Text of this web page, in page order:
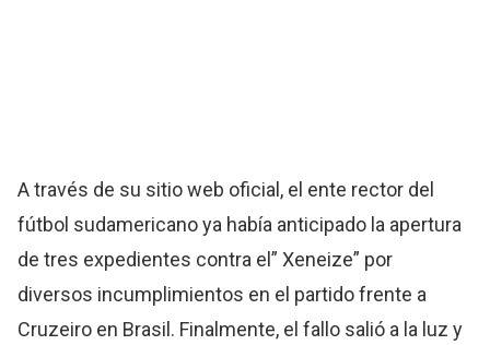
A través de su sitio web oficial, el ente rector del
fútbol sudamericano ya había anticipado la apertura
de tres expedientes contra el” Xeneize” por
diversos incumplimientos en el partido frente a
Cruzeiro en Brasil. Finalmente, el fallo salió a la luz y